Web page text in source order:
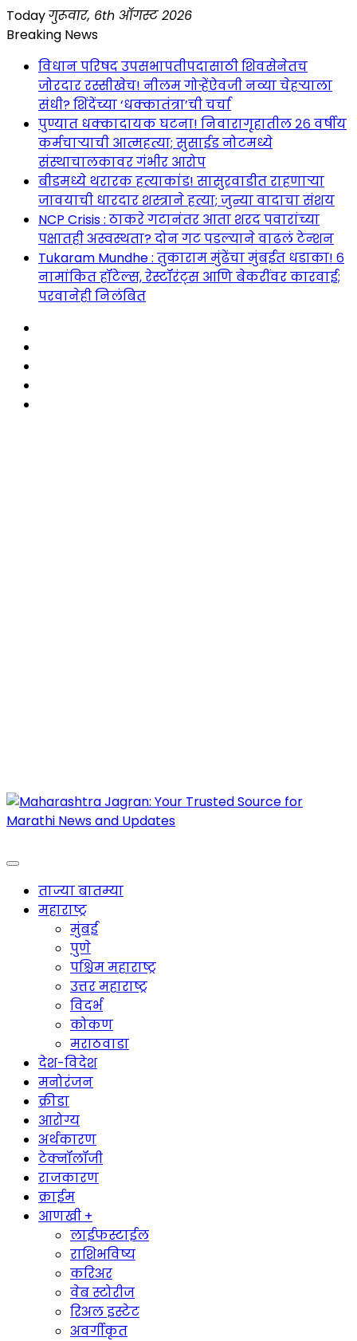
Skip
to
Todayगुरूवार, 6th ऑगस्ट 2026
Breaking News
विधान परिषद उपसभापतीपदासाठी शिवसेनेतच
जोरदार रस्सीखेच! नीलम गोऱ्हेंऐवजी नव्या चेहऱ्याला
संधी? शिंदेंच्या ‘धक्कातंत्रा’ची चर्चा
पुण्यात धक्कादायक घटना! निवारागृहातील २६ वर्षीय
कर्मचाऱ्याची आत्महत्या; सुसाईड नोटमध्ये
संस्थाचालकावर गंभीर आरोप
बीडमध्ये थरारक हत्याकांड! सासुरवाडीत राहणाऱ्या
जावयाची धारदार शस्त्राने हत्या; जुन्या वादाचा संशय
NCP Crisis : ठाकरे गटानंतर आता शरद पवारांच्या
पक्षातही अस्वस्थता? दोन गट पडल्याने वाढलं टेन्शन
Tukaram Mundhe : तुकाराम मुंढेंचा मुंबईत धडाका! ६
नामांकित हॉटेल्स, रेस्टॉरंट्स आणि बेकरींवर कारवाई;
परवानेही निलंबित
Maharashtra Jagran : Your Trusted Companion
ताज्या बातम्या
महाराष्ट्र
मुंबई
पुणे
पश्चिम महाराष्ट्र
उत्तर महाराष्ट्र
विदर्भ
कोकण
मराठवाडा
देश-विदेश
मनोरंजन
क्रीडा
आरोग्य
अर्थकारण
टेक्नॉलॉजी
राजकारण
क्राईम
आणखी +
लाईफस्टाईल
राशिभविष्य
करिअर
वेब स्टोरीज
रिअल इस्टेट
अवर्गीकृत